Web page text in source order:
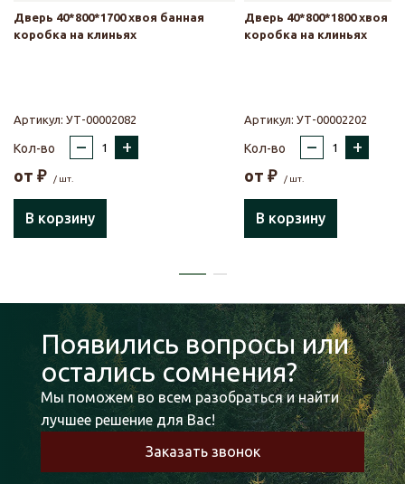
Дверь 40*800*1700 хвоя банная
коробка на клиньях
Артикул: УТ-00002082
Кол-во – +
от ₽ / шт.
В корзину
Дверь 40*800*1800 хвоя
коробка на клиньях
Артикул: УТ-00002202
Кол-во – +
от ₽ / шт.
В корзину
Появились вопросы или
остались сомнения?
Мы поможем во всем разобраться и найти
лучшее решение для Вас!
Заказать звонок